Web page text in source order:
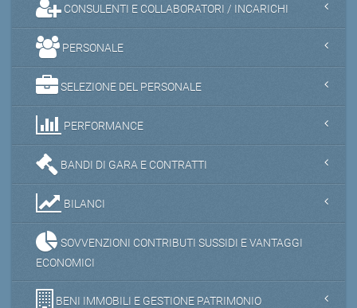
CONSULENTI E COLLABORATORI / INCARICHI
PERSONALE
SELEZIONE DEL PERSONALE
PERFORMANCE
BANDI DI GARA E CONTRATTI
BILANCI
SOVVENZIONI CONTRIBUTI SUSSIDI E VANTAGGI
ECONOMICI
BENI IMMOBILI E GESTIONE PATRIMONIO